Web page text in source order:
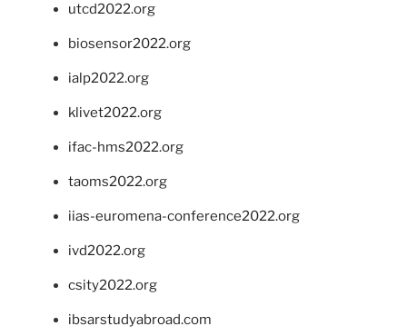
utcd2022.org
biosensor2022.org
ialp2022.org
klivet2022.org
ifac-hms2022.org
taoms2022.org
iias-euromena-conference2022.org
ivd2022.org
csity2022.org
ibsarstudyabroad.com